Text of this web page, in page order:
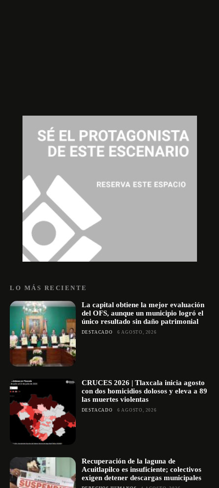
LO MÁS RECIENTE
La capital obtiene la mejor evaluación
del OFS, aunque un municipio logró el
único resultado sin daño patrimonial
DESTACADO 6 AGOSTO, 2026
CRUCES 2026 | Tlaxcala inicia agosto
con dos homicidios dolosos y eleva a 89
las muertes violentas
DESTACADO 6 AGOSTO, 2026
Recuperación de la laguna de
Acuitlapilco es insuficiente; colectivos
exigen detener descargas municipales